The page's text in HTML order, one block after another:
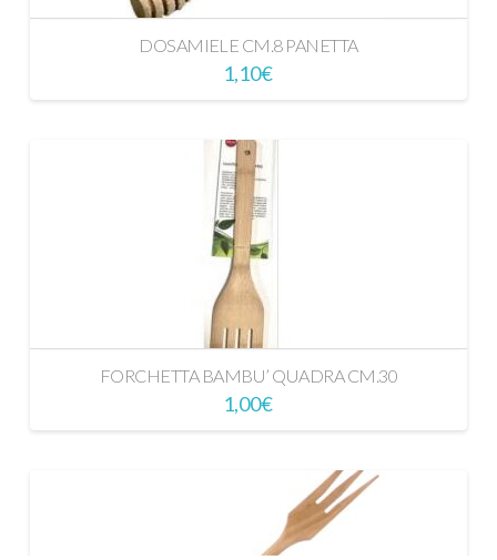
DOSAMIELE CM.8 PANETTA
1,10€
FORCHETTA BAMBU’ QUADRA CM.30
1,00€